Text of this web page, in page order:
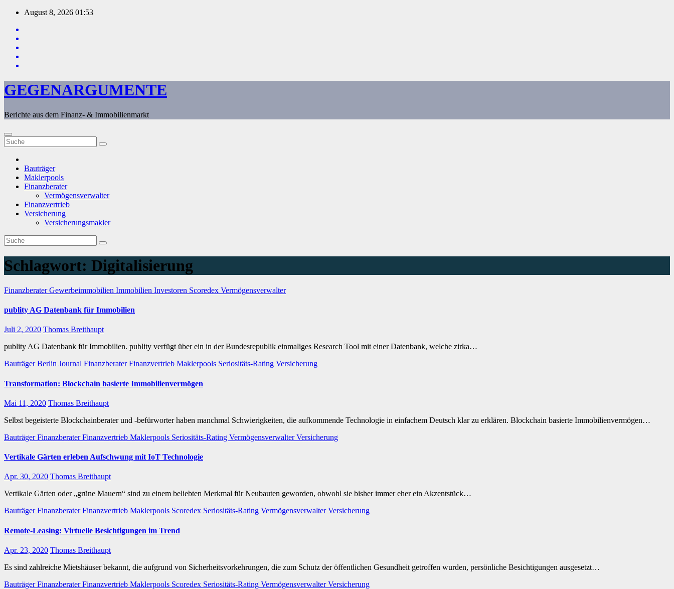
Zum
springen
August 8, 2026 01:53
GEGENARGUMENTE
Berichte aus dem Finanz- & Immobilienmarkt
Bauträger
Maklerpools
Finanzberater
Vermögensverwalter
Finanzvertrieb
Versicherung
Versicherungsmakler
Schlagwort: Digitalisierung
FinanzberaterGewerbeimmobilien Immobilien Investoren Scoredex Vermögensverwalter
publity AG Datenbank für Immobilien
Juli 2, 2020 Thomas Breithaupt
publity AG Datenbank für Immobilien. publity verfügt über ein in der Bundesrepublik einmaliges Research Tool mit einer Datenbank, welche zirka…
BauträgerBerlin Journal FinanzberaterFinanzvertrieb Maklerpools Seriositäts-Rating Versicherung
Transformation: Blockchain basierte Immobilienvermögen
Mai 11, 2020 Thomas Breithaupt
Selbst begeisterte Blockchainberater und -befürworter haben manchmal Schwierigkeiten, die aufkommende Technologie in einfachem Deutsch klar zu erklären. Blockchain basierte Immobilienvermögen…
BauträgerFinanzberaterFinanzvertrieb Maklerpools Seriositäts-Rating VermögensverwalterVersicherung
Vertikale Gärten erleben Aufschwung mit IoT Technologie
Apr. 30, 2020 Thomas Breithaupt
Vertikale Gärten oder „grüne Mauern“ sind zu einem beliebten Merkmal für Neubauten geworden, obwohl sie bisher immer eher ein Akzentstück…
BauträgerFinanzberaterFinanzvertrieb Maklerpools Scoredex Seriositäts-Rating VermögensverwalterVersicherung
Remote-Leasing: Virtuelle Besichtigungen im Trend
Apr. 23, 2020 Thomas Breithaupt
Es sind zahlreiche Mietshäuser bekannt, die aufgrund von Sicherheitsvorkehrungen, die zum Schutz der öffentlichen Gesundheit getroffen wurden, persönliche Besichtigungen ausgesetzt…
BauträgerFinanzberaterFinanzvertrieb Maklerpools Scoredex Seriositäts-Rating VermögensverwalterVersicherung